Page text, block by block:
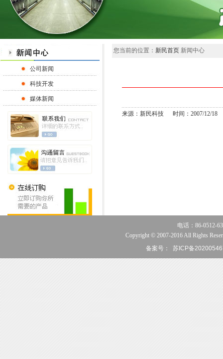
公司新闻
科技开发
媒体新闻
您当前的位置： 新民首页 新闻中心
来源：新民科技 时间：2007/12/18
电话：86-0512-
Copyright © 2007-2016 All Rights
备案号：
苏ICP备